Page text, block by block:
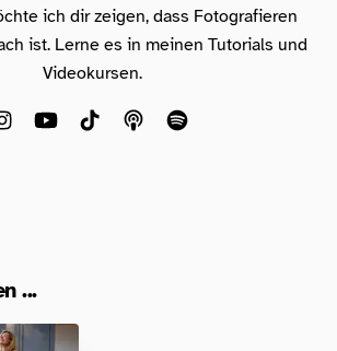
ich dir zeigen, dass Fotografieren
ist. Lerne es in meinen Tutorials und
Videokursen.
...